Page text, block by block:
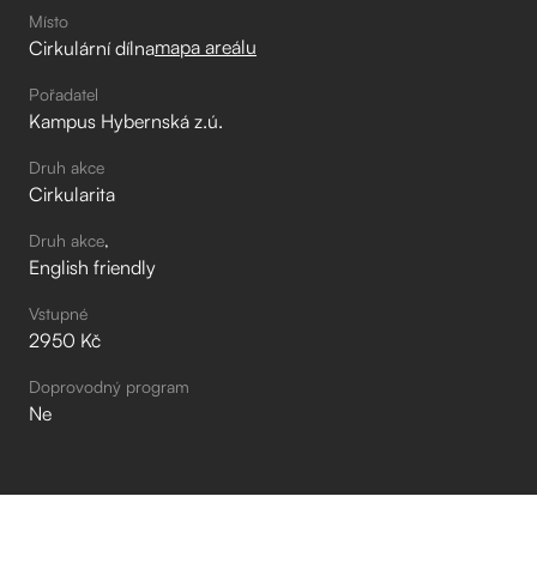
Místo
Cirkulární dílnamapa areálu
Pořadatel
Kampus Hybernská z.ú.
Druh akce
Cirkularita
Druh akce
English friendly
Vstupné
2950 Kč
Doprovodný program
Ne